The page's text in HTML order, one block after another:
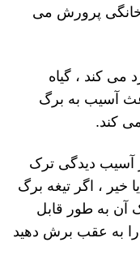
خانگی پرورش می
می کند ، گیاه
آسیب به برگ
کند.
آسیب دیدگی ترک
یا خیر ، اگر تیغه برگ
آن به طور قابل
به عقب برش دهید